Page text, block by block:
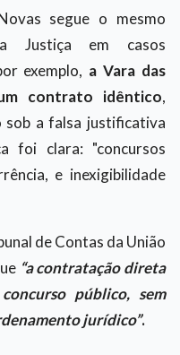
segue o mesmo
Justiça em casos
exemplo, a Vara das
contrato idêntico,
sob a falsa justificativa
foi clara: "concursos
e inexigibilidade
de Contas da União
“a contratação direta
público, sem
jurídico”.